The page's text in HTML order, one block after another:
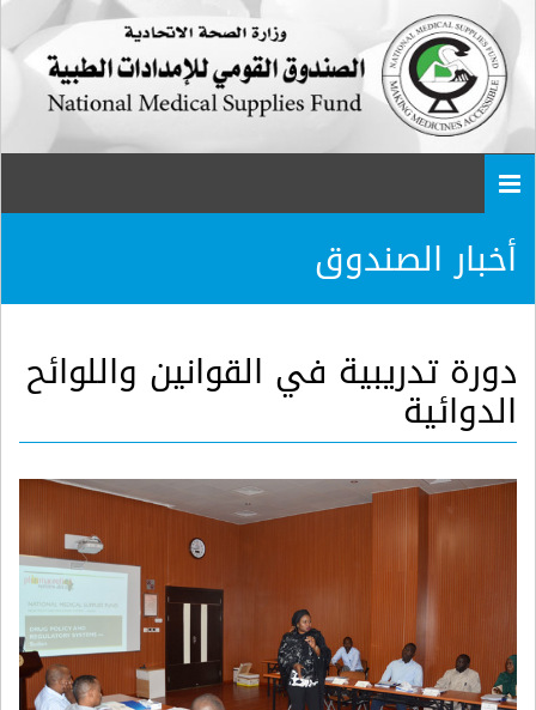
أخبار الصندوق
دورة تدريبية في القوانين واللوائح
الدوائية